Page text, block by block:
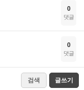
0
댓글
0
댓글
검색 글쓰기